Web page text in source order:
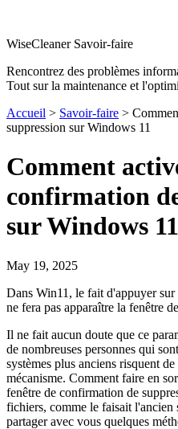
WiseCleaner Savoir-faire
Rencontrez des problèmes
Tout sur la maintenance et
Accueil > Savoir-faire >
suppression sur Windows 11
Comment
confirmation
sur Windows 11
May 19, 2025
Dans Win11, le fait d'appuyer sur
ne fera pas apparaître la fenêtre
Il ne fait aucun doute que ce
de nombreuses personnes qui
systèmes plus anciens risquent
mécanisme. Comment faire en
fenêtre de confirmation de
fichiers, comme le faisait
partager avec vous quelques